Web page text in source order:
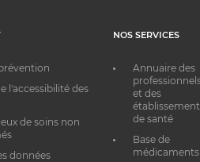
l'accessibilité des
de soins non
données
NOS SERVICES
Annuaire des
et des
de santé
Base de
médicaments